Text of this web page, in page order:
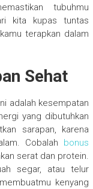
tubuhmu
kita kupas tuntas
terapkan dalam
Sehat
adalah kesempatan
yang dibutuhkan
sarapan, karena
Cobalah bonus
serat dan protein.
segar, atau telur
kenyang